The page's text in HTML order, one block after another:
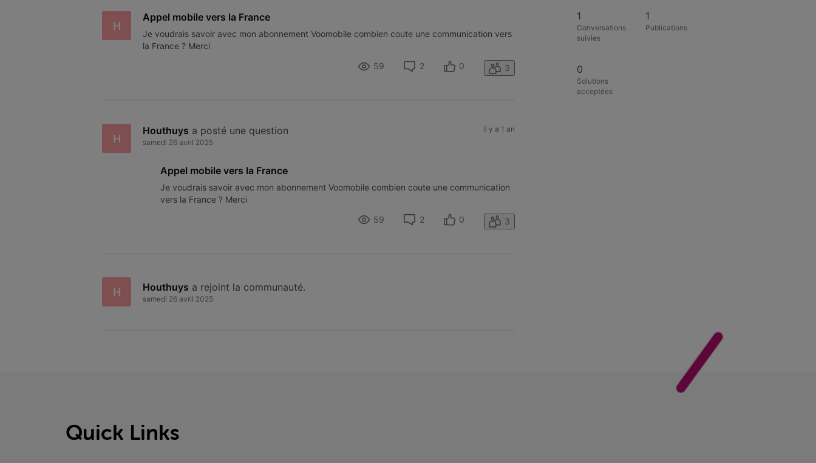
H
Appel mobile vers la France
Je voudrais savoir avec mon abonnement Voomobile combien coute une communication vers
la France ? Merci
59
2 0 3
H
Houthuys a posté une question
samedi 26 avril 2025
il y a 1 an
Appel mobile vers la France
Je voudrais savoir avec mon abonnement Voomobile combien coute une communication
vers la France ? Merci
59
2 0 3
H Houthuys a rejoint la communauté.
samedi 26 avril 2025
1
Conversations
suivies
1
Publications
0
Solutions
acceptées
Quick Links